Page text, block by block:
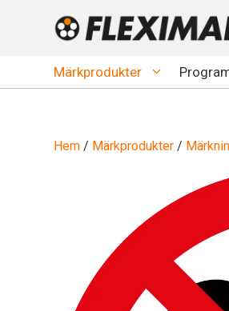
Märkprodukter
Hem / Märkprodukter /